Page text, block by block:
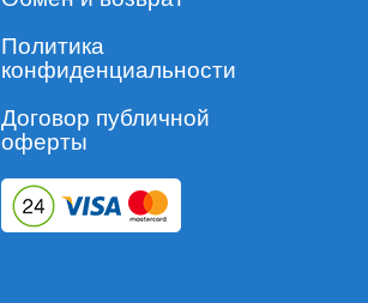
Политика
конфиденциальности
Договор публичной
оферты